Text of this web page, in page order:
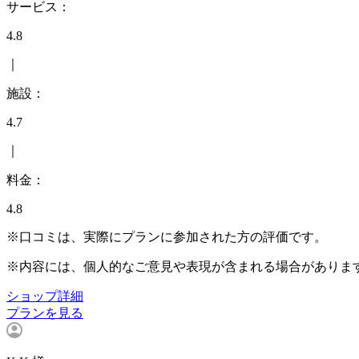
サービス：
4.8
施設：
4.7
料金：
4.8
※口コミは、実際にプランに参加された方の評価です。
※内容には、個人的なご意見や表現が含まれる場合がありま
ショップ詳細
プランを見る